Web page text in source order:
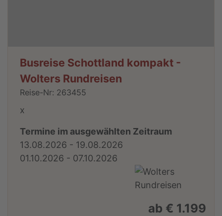
Busreise Schottland kompakt -
Wolters Rundreisen
Reise-Nr: 263455
x
Termine im ausgewählten Zeitraum
13.08.2026 - 19.08.2026
01.10.2026 - 07.10.2026
ab € 1.199